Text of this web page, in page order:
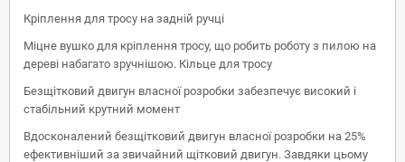
Кріплення для тросу на задній ручці
Міцне вушко для кріплення тросу, що робить роботу з пилою на
дереві набагато зручнішою. Кільце для тросу
Безщітковий двигун власної розробки забезпечує високий і
стабільний крутний момент
Вдосконалений безщітковий двигун власної розробки на 25%
ефективніший за звичайний щітковий двигун. Завдяки цьому